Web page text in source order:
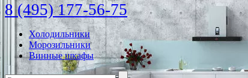
8 (495) 177-56-75
Холодильники
Морозильники
Винные шкафы